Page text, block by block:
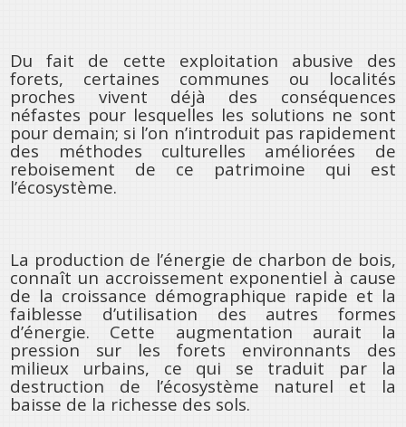
Du fait de cette exploitation abusive des
forets, certaines communes ou localités
proches vivent déjà des conséquences
néfastes pour lesquelles les solutions ne sont
pour demain; si l’on n’introduit pas rapidement
des méthodes culturelles améliorées de
reboisement de ce patrimoine qui est
l’écosystème.
La production de l’énergie de charbon de bois,
connaît un accroissement exponentiel à cause
de la croissance démographique rapide et la
faiblesse d’utilisation des autres formes
d’énergie. Cette augmentation aurait la
pression sur les forets environnants des
milieux urbains, ce qui se traduit par la
destruction de l’écosystème naturel et la
baisse de la richesse des sols.